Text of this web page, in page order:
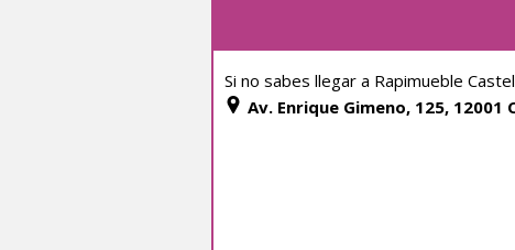
Si no sabes llegar a Rapimueble
Av. Enrique Gimeno, 125,